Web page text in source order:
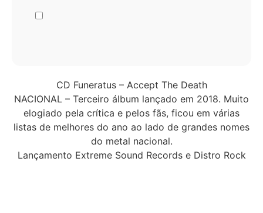
CD Funeratus – Accept The Death
NACIONAL – Terceiro álbum lançado em 2018. Muito
elogiado pela crítica e pelos fãs, ficou em várias
listas de melhores do ano ao lado de grandes nomes
do metal nacional.
Lançamento Extreme Sound Records e Distro Rock